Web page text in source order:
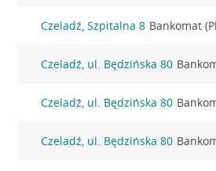
Czeladź, Szpitalna 8 Bankomat
Czeladź, ul. Będzińska 80
Czeladź, ul. Będzińska 80
Czeladź, ul. Będzińska 80